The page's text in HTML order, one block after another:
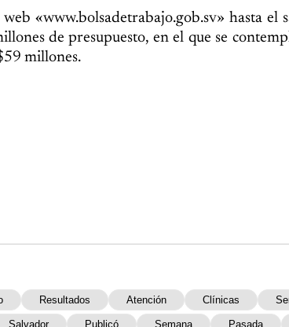
«www.bolsadetrabajo.gob.sv» hasta el
de presupuesto, en el que se
millones.
Resultados Atención Clínicas
Salvador Publicó Semana Pasada